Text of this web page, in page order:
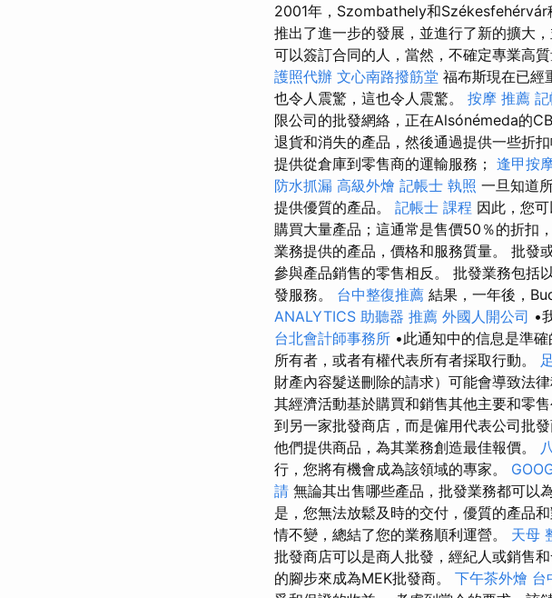
2001年，Szombathely和Székesfehérvár
推出了進一步的發展，並進行了新的擴大
可以簽訂合同的人，當然，不確定專業高
護照代辦 文心南路撥筋堂 福布斯現在已經
也令人震驚，這也令人震驚。 按摩 推薦
限公司的批發網絡，正在Alsónémeda的
退貨和消失的產品，然後通過提供一些折
提供從倉庫到零售商的運輸服務； 逢甲按
防水抓漏 高級外燴 記帳士 執照 一旦知道
提供優質的產品。 記帳士 課程 因此，您
購買大量產品；這通常是售價50％的折扣
業務提供的產品，價格和服務質量。 批發
參與產品銷售的零售相反。 批發業務包括
發服務。 台中整復推薦 結果，一年後，
ANALYTICS 助聽器 推薦 外國人開公司 •
台北會計師事務所 •此通知中的信息是準
所有者，或者有權代表所有者採取行動。
財產內容髮送刪除的請求）可能會導致法
其經濟活動基於購買和銷售其他主要和零
到另一家批發商店，而是僱用代表公司批發
他們提供商品，為其業務創造最佳報價。
行，您將有機會成為該領域的專家。
請 無論其出售哪些產品，批發業務都可以
是，您無法放鬆及時的交付，優質的產品
情不變，總結了您的業務順利運營。 天母
批發商店可以是商人批發，經紀人或銷售和
的腳步來成為MEK批發商。 下午茶外燴 台